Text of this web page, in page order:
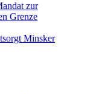
zur
Grenze
Minsker